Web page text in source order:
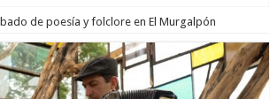
de poesía y folclore en El Murgalpón